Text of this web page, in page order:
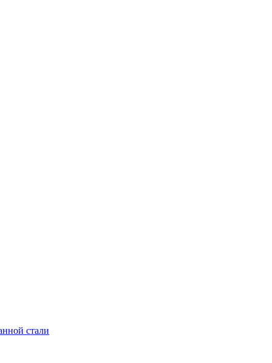
стали